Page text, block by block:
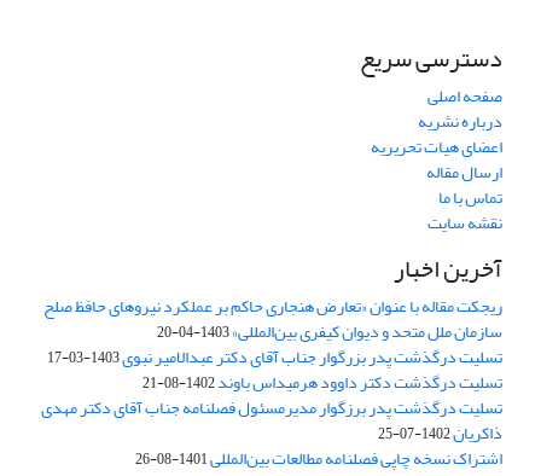
دسترسی سریع
صفحه اصلی
درباره نشریه
اعضای هیات تحریریه
ارسال مقاله
تماس با ما
نقشه سایت
آخرین اخبار
ریجکت مقاله با عنوان «تعارض هنجاری حاکم بر عملکرد نیروهای حافظ صلح
سازمان ملل متحد و دیوان کیفری بین‌المللی»1403-04-20
تسلیت درگذشت پدر بزرگوار جناب آقای دکتر عبدالامیر نبوی1403-03-17
تسلیت درگذشت دکتر داوود هرمیداس باوند1402-08-21
تسلیت درگذشت پدر برزگوار مدیرمسئول فصلنامه جناب آقای دکتر مهدی
ذاکریان1402-07-25
اشتراک نسخه چاپی فصلنامه مطالعات بین‌المللی1401-08-26